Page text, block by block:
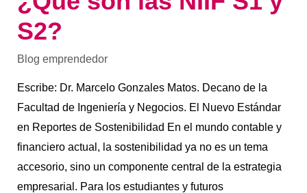
S2?
Blog emprendedor
Escribe: Dr. Marcelo Gonzales Matos. Decano de la
Facultad de Ingeniería y Negocios. El Nuevo Estándar
en Reportes de Sostenibilidad En el mundo contable y
financiero actual, la sostenibilidad ya no es un tema
accesorio, sino un componente central de la estrategia
empresarial. Para los estudiantes y futuros